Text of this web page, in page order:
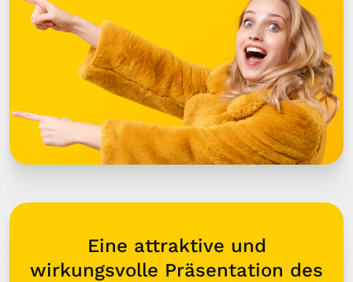
Eine attraktive und
wirkungsvolle Präsentation des